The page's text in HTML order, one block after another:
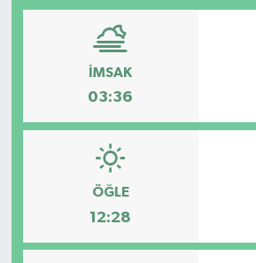
İMSAK
03:36
ÖĞLE
12:28
GAZİMAĞUSA
GİRNE
GÜNEY KIBRIS
İÇ HABERLER